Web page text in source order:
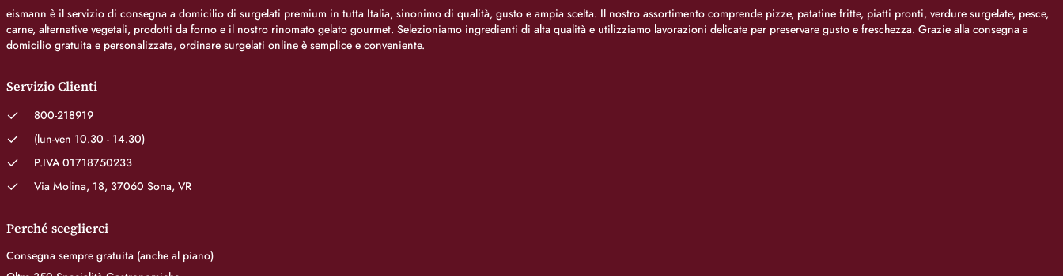
eismann è il servizio di consegna a domicilio di surgelati premium in tutta Italia, sinonimo di qualità, gusto e ampia scelta. Il nostro assortimento comprende pizze, patatine fritte, piatti pronti, verdure surgelate, pesce,
carne, alternative vegetali, prodotti da forno e il nostro rinomato gelato gourmet. Selezioniamo ingredienti di alta qualità e utilizziamo lavorazioni delicate per preservare gusto e freschezza. Grazie alla consegna a
domicilio gratuita e personalizzata, ordinare surgelati online è semplice e conveniente.
Servizio Clienti
800-218919
(lun-ven 10.30 - 14.30)
P.IVA 01718750233
Via Molina, 18, 37060 Sona, VR
Perché sceglierci
Consegna sempre gratuita (anche al piano)